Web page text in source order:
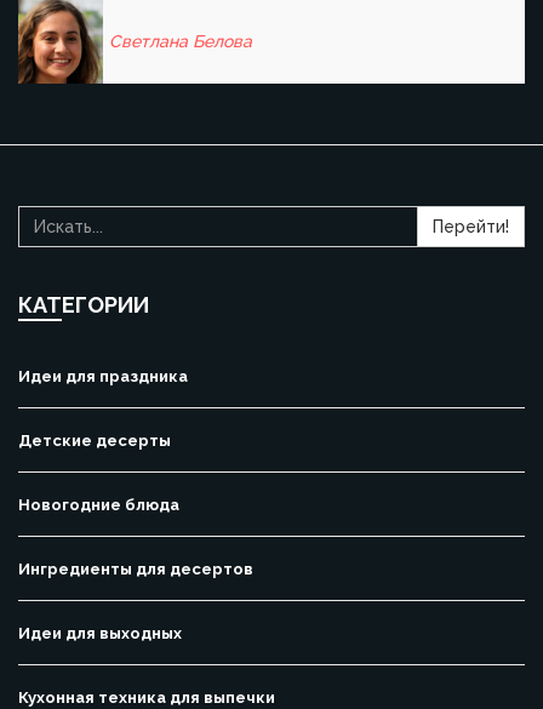
Светлана Белова
Перейти!
КАТЕГОРИИ
Идеи для праздника
Детские десерты
Новогодние блюда
Ингредиенты для десертов
Идеи для выходных
Кухонная техника для выпечки